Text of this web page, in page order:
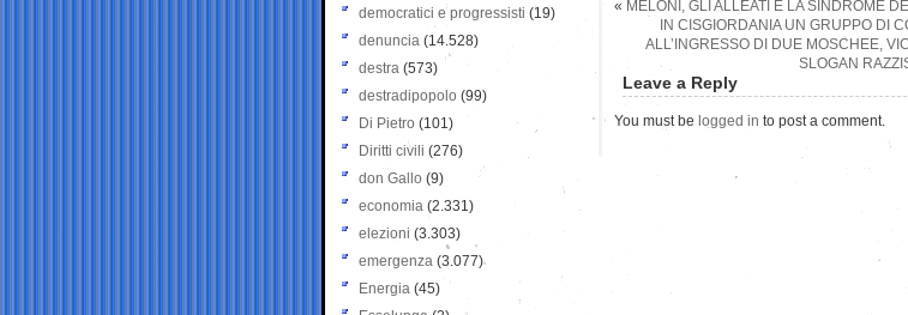
« MELONI, GLI ALLEATI E LA SINDROME
IN CISGIORDANIA UN GRUPPO DI
ALL’INGRESSO DI DUE MOSCHEE,
SLOGAN
Leave a Reply
You must be logged in to post a comment.
democratici e progressisti (19)
denuncia (14.528)
destra (573)
destradipopolo (99)
Di Pietro (101)
Diritti civili (276)
don Gallo (9)
economia (2.331)
elezioni (3.303)
emergenza (3.077)
Energia (45)